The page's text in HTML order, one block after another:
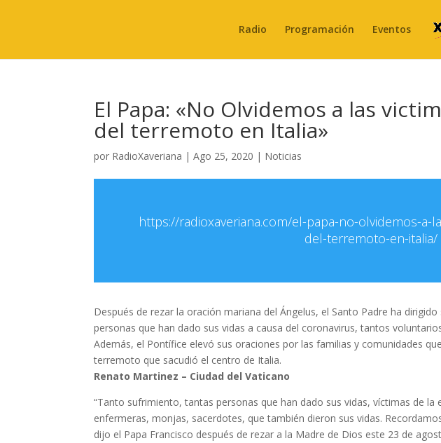
Radio Programación Eventos
El Papa: «No Olvidemos a las
del terremoto en Italia»
por RadioXaveriana |Ago 25, 2020 | Noticias
https://radioxaveriana.com/el-papa-no-olvidemos-a-
del-terremoto-en-italia/
Después de rezar la oración mariana del Ángelus, el Santo Padre ha
personas que han dado sus vidas a causa del coronavirus, tantos
Además, el Pontífice elevó sus oraciones por las familias y comunidades
terremoto que sacudió el centro de Italia.
Renato Martinez – Ciudad del Vaticano
“Tanto sufrimiento, tantas personas que han dado sus vidas, víctimas de
enfermeras, monjas, sacerdotes, que también dieron sus vidas.
dijo el Papa Francisco después de rezar a la Madre de Dios este 23 de